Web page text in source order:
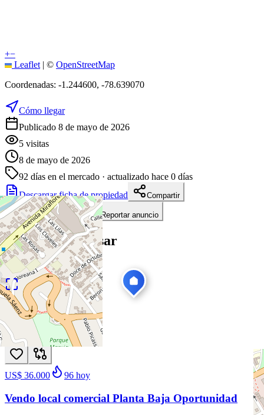
+−
Leaflet | © OpenStreetMap
Coordenadas: -1.244600, -78.639070
Cómo llegar
Publicado 8 de mayo de 2026
5 visitas
8 de mayo de 2026
92 días en el mercado · actualizado hace 0 días
Descargar ficha de propiedad
Compartir
Añadir a tablero Reportar anuncio
Te puede interesar
Ver todas
13
Venta
Nuevo
US$ 36.000 96 hoy
Vendo local comercial Planta Baja Oportunidad